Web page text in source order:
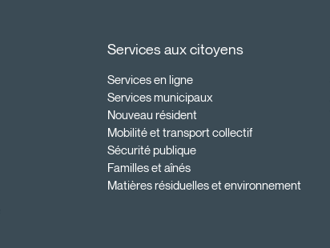
Services aux citoyens
Services en ligne
Services municipaux
Nouveau résident
Mobilité et transport collectif
Sécurité publique
Familles et aînés
Matières résiduelles et environnement